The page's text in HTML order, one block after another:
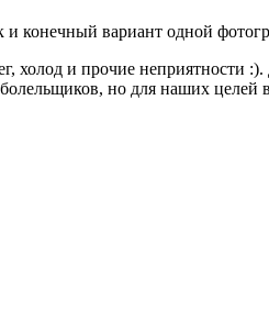
и конечный вариант одной
холод и прочие неприятности
но для наших целей